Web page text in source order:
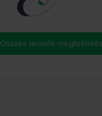
Összes termék